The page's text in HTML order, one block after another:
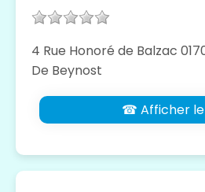
4 Rue Honoré de Balzac
De Beynost
☎ Afficher le